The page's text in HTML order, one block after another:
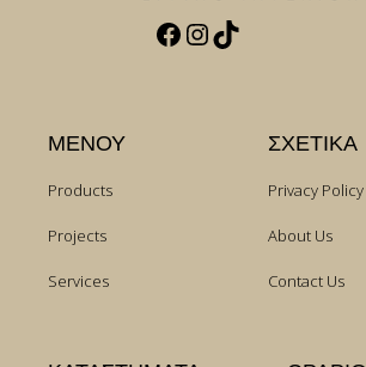
Facebook
Instagram
TikTok
ΜΕΝΟΥ
Products
Projects
Services
ΣΧΕΤΙΚΑ
Privacy Policy
About Us
Contact Us